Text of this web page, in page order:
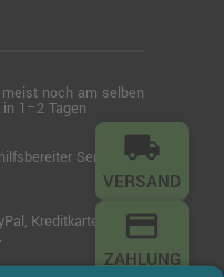
local_shipping
VERSAND
credit_card
ZAHLUNG
noch am selben
1–2 Tagen
Service
Kreditkarte,